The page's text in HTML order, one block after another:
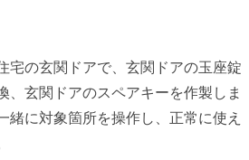
宅の玄関ドアで、玄関ドアの玉座錠
、玄関ドアのスペアキーを作製しま
緒に対象箇所を操作し、正常に使え